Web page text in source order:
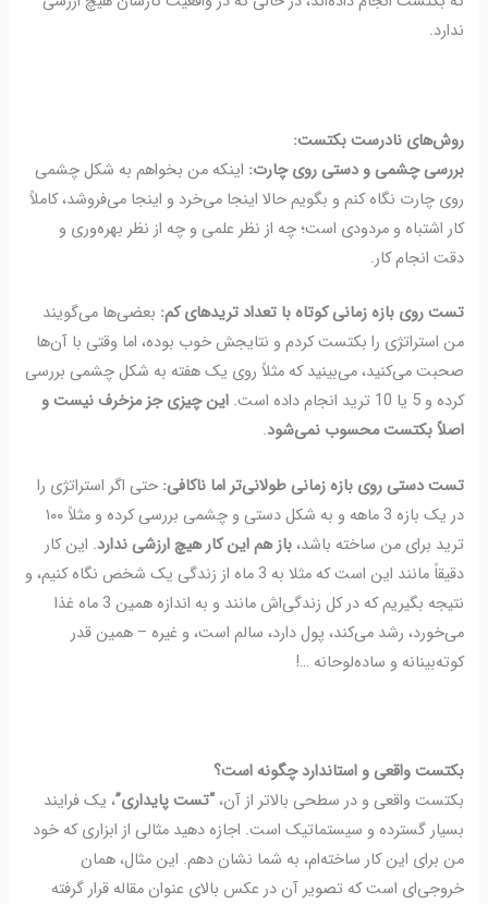
ندارد.
روش‌های نادرست بکتست:
بررسی چشمی و دستی روی چارت: اینکه من بخواهم به شکل چشمی
روی چارت نگاه کنم و بگویم حالا اینجا می‌خرد و اینجا می‌فروشد، کاملاً
کار اشتباه و مردودی است؛ چه از نظر علمی و چه از نظر بهره‌وری و
دقت انجام کار.
تست روی بازه زمانی کوتاه با تعداد تریدهای کم: بعضی‌ها می‌گویند
من استراتژی را بکتست کردم و نتایجش خوب بوده، اما وقتی با آن‌ها
صحبت می‌کنید، می‌بینید که مثلاً روی یک هفته به شکل چشمی بررسی
کرده و 5 یا 10 ترید انجام داده است.
این چیزی جز مزخرف نیست و
اصلاً بکتست محسوب نمی‌شود.
تست دستی روی بازه زمانی طولانی‌تر اما ناکافی: حتی اگر استراتژی را
در یک بازه 3 ماهه و به شکل دستی و چشمی بررسی کرده و مثلاً ۱۰۰
ترید برای من ساخته باشد،باز هم این کار هیچ ارزشی ندارد. این کار
دقیقاً مانند این است که مثلا به 3 ماه از زندگی یک شخص نگاه کنیم، و
نتیجه بگیریم که در کل زندگی‌اش مانند و به اندازه همین 3 ماه غذا
می‌خورد، رشد می‌کند، پول دارد، سالم است، و غیره – همین قدر
کوته‌بینانه و ساده‌لوحانه …!
بکتست واقعی و استاندارد چگونه است؟
بکتست واقعی و در سطحی بالاتر از آن،“تست پایداری”، یک فرایند
بسیار گسترده و سیستماتیک است. اجازه دهید مثالی از ابزاری که خود
من برای این کار ساخته‌ام، به شما نشان دهم. این مثال، همان
خروجی‌ای است که تصویر آن در عکس بالای عنوان مقاله قرار گرفته